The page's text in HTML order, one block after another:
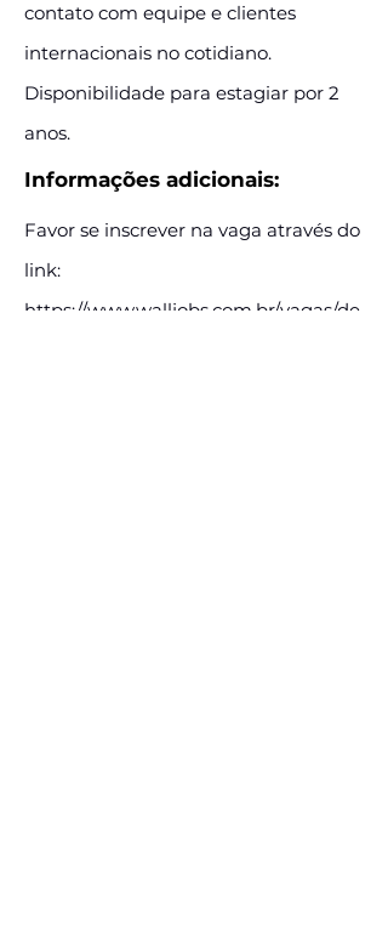
contato com equipe e clientes
internacionais no cotidiano.
Disponibilidade para estagiar por 2
anos.
Informações adicionais:
Favor se inscrever na vaga através do
link:
https://www.walljobs.com.br/vagas/de